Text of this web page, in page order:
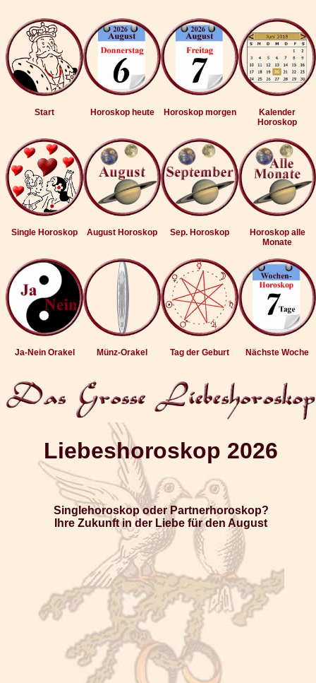
Start Horoskop heute Horoskop morgen
Kalender
Horoskop
Single Horoskop August Horoskop Sep. Horoskop
Horoskop alle
Monate
Ja-Nein Orakel Münz-Orakel Tag der Geburt Nächste Woche
Liebeshoroskop 2026
Singlehoroskop oder Partnerhoroskop?
Ihre Zukunft in der Liebe für den August